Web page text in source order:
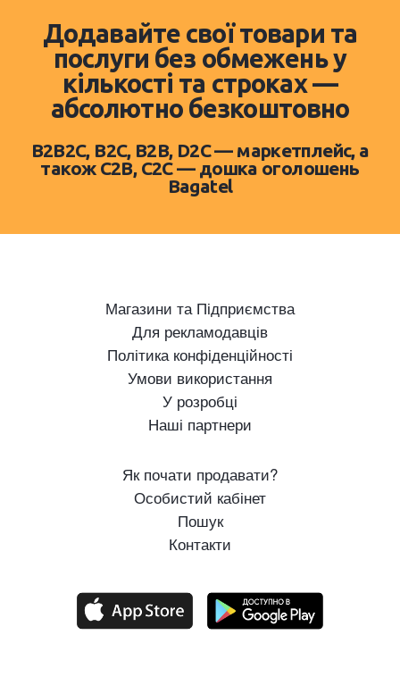
Додавайте свої товари та
послуги без обмежень у
кількості та строках —
абсолютно безкоштовно
B2B2C, B2C, B2B, D2C — маркетплейс, а
також C2B, C2C — дошка оголошень
Bagatel
Магазини та Підприємства
Для рекламодавців
Політика конфіденційності
Умови використання
У розробці
Наші партнери
Як почати продавати?
Особистий кабінет
Пошук
Контакти